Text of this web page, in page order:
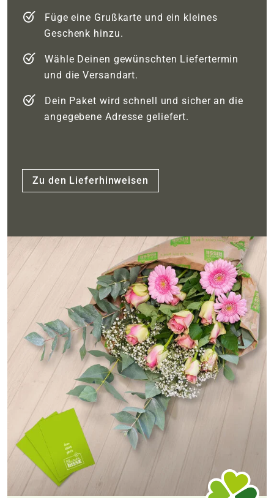
Füge eine Grußkarte und ein kleines
Geschenk hinzu.
Wähle Deinen gewünschten Liefertermin
und die Versandart.
Dein Paket wird schnell und sicher an die
angegebene Adresse geliefert.
Zu den Lieferhinweisen